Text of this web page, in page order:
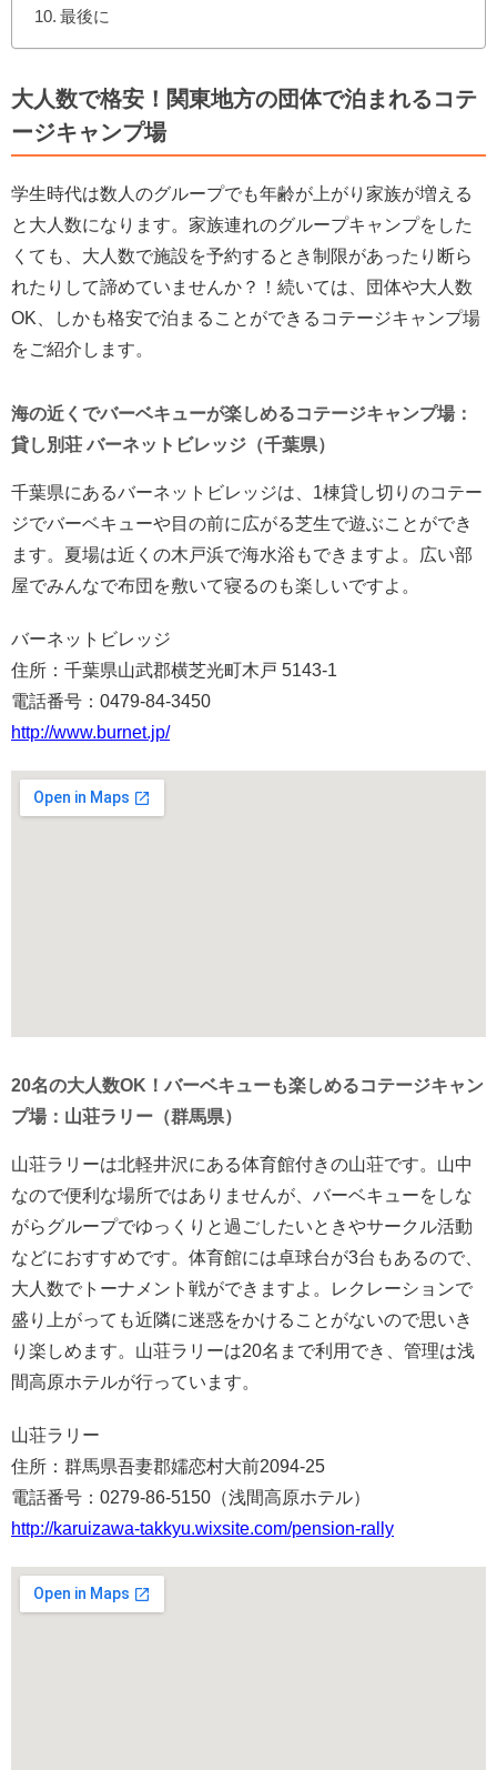
最後に
大人数で格安！関東地方の団体で泊まれるコテ
ージキャンプ場
学生時代は数人のグループでも年齢が上がり家族が増える
と大人数になります。家族連れのグループキャンプをした
くても、大人数で施設を予約するとき制限があったり断ら
れたりして諦めていませんか？！続いては、団体や大人数
OK、しかも格安で泊まることができるコテージキャンプ場
をご紹介します。
海の近くでバーベキューが楽しめるコテージキャンプ場：
貸し別荘 バーネットビレッジ（千葉県）
千葉県にあるバーネットビレッジは、1棟貸し切りのコテー
ジでバーベキューや目の前に広がる芝生で遊ぶことができ
ます。夏場は近くの木戸浜で海水浴もできますよ。広い部
屋でみんなで布団を敷いて寝るのも楽しいですよ。
バーネットビレッジ
住所：千葉県山武郡横芝光町木戸 5143-1
電話番号：0479-84-3450
http://www.burnet.jp/
20名の大人数OK！バーベキューも楽しめるコテージキャン
プ場：山荘ラリー（群馬県）
山荘ラリーは北軽井沢にある体育館付きの山荘です。山中
なので便利な場所ではありませんが、バーベキューをしな
がらグループでゆっくりと過ごしたいときやサークル活動
などにおすすめです。体育館には卓球台が3台もあるので、
大人数でトーナメント戦ができますよ。レクレーションで
盛り上がっても近隣に迷惑をかけることがないので思いき
り楽しめます。山荘ラリーは20名まで利用でき、管理は浅
間高原ホテルが行っています。
山荘ラリー
住所：群馬県吾妻郡嬬恋村大前2094-25
電話番号：0279-86-5150​（浅間高原ホテル）
http://karuizawa-takkyu.wixsite.com/pension-rally